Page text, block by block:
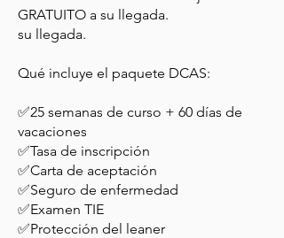
GRATUITO a su llegada.
su llegada.
Qué incluye el paquete DCAS:
✅25 semanas de curso + 60 días de
vacaciones
✅Tasa de inscripción
✅Carta de aceptación
✅Seguro de enfermedad
✅Examen TIE
✅Protección del leaner